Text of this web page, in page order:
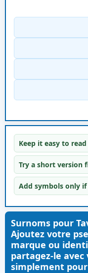
Keep it easy to read
Try a short version
Add symbols only
Surnoms pour
Ajoutez votre
marque ou
partagez-le avec
simplement pour